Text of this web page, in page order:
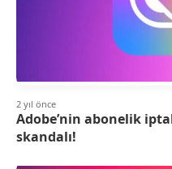
2 yıl önce
Adobe’nin abonelik
skandalı!